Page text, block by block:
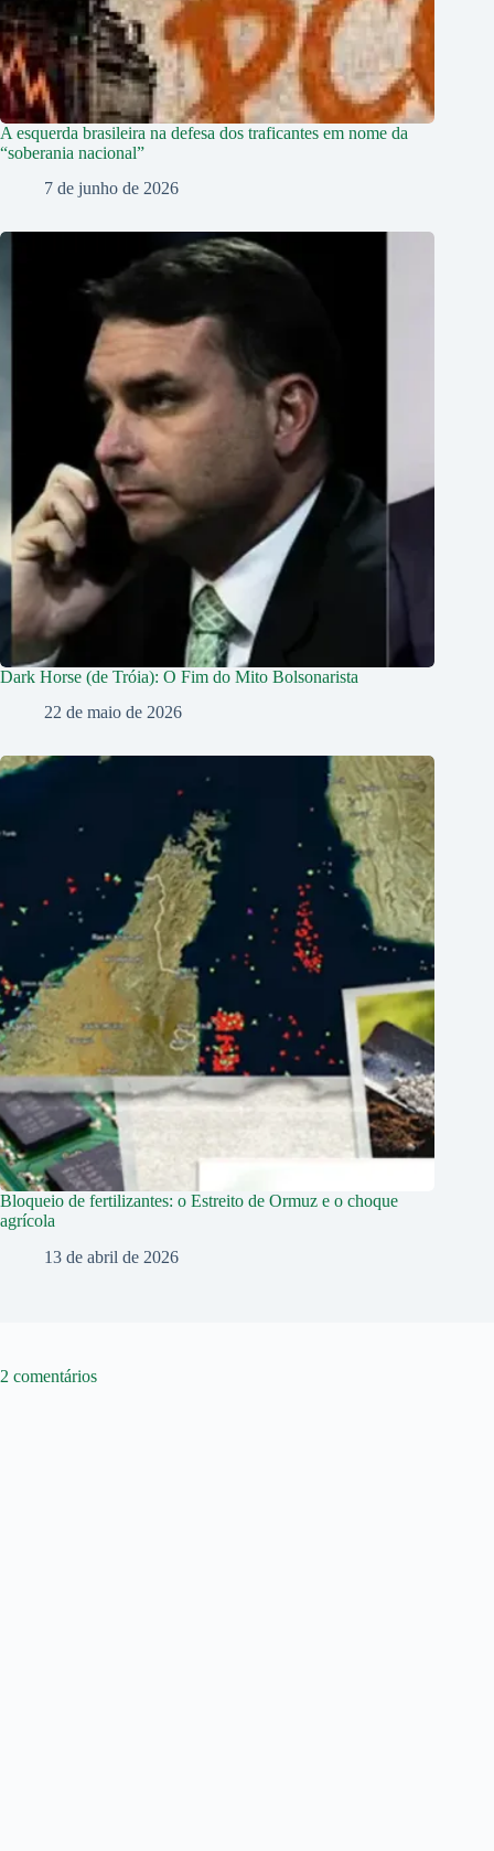
A esquerda brasileira na defesa dos traficantes em nome da
“soberania nacional”
7 de junho de 2026
Dark Horse (de Tróia): O Fim do Mito Bolsonarista
22 de maio de 2026
Bloqueio de fertilizantes: o Estreito de Ormuz e o choque
agrícola
13 de abril de 2026
2 comentários